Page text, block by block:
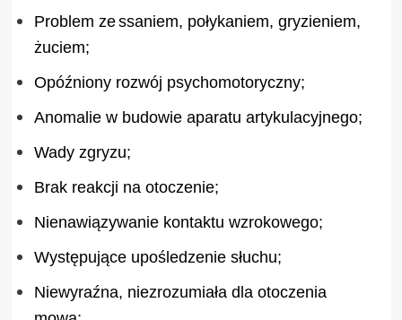
Problem zessaniem, połykaniem, gryzieniem,
żuciem;
Opóźniony rozwój psychomotoryczny;
Anomalie w budowie aparatu artykulacyjnego;
Wady zgryzu;
Brak reakcji na otoczenie;
Nienawiązywanie kontaktu wzrokowego;
Występujące upośledzenie słuchu;
Niewyraźna, niezrozumiała dla otoczenia